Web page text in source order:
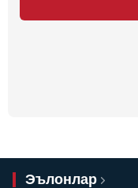
Эълонлар